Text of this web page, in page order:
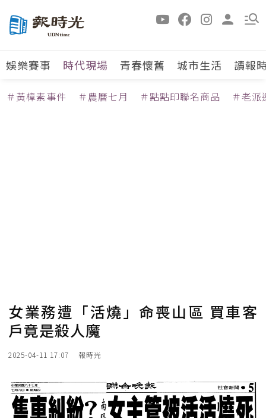
娛樂賽事 時代現場 青春懷舊 城市生活 讀報
＃黃樟素事件 ＃農曆七月 ＃點點印聯名商品 ＃老派
女業務遭「活燒」命喪山區 買車客
戶竟是殺人魔
2025-04-11 17:07 報時光